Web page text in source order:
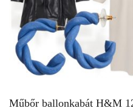
Műbőr ballonkabát H&M